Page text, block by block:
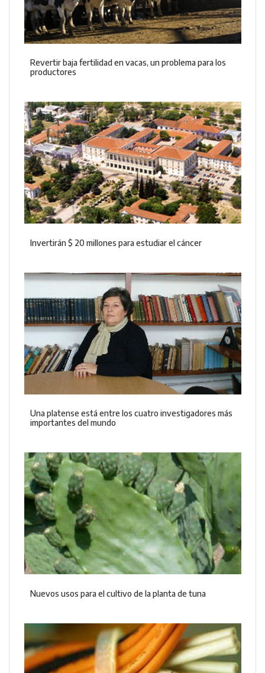
Revertir baja fertilidad en vacas, un problema para los
productores
Invertirán $ 20 millones para estudiar el cáncer
Una platense está entre los cuatro investigadores más
importantes del mundo
Nuevos usos para el cultivo de la planta de tuna